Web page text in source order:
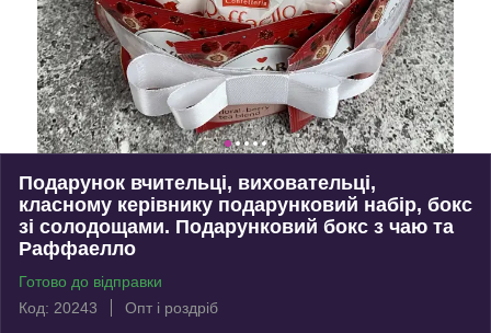
Подарунок вчительці, виховательці,
класному керівнику подарунковий набір, бокс
зі солодощами. Подарунковий бокс з чаю та
Раффаелло
Готово до відправки
Код: 20243
Опт і роздріб